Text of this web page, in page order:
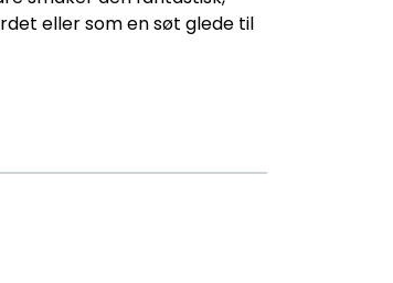
eller som en søt glede til